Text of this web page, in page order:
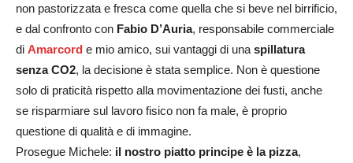
non pastorizzata e fresca come quella che si beve nel birrificio,
e dal confronto con Fabio D’Auria, responsabile commerciale
di Amarcord e mio amico, sui vantaggi di una spillatura
senza CO2, la decisione è stata semplice. Non è questione
solo di praticità rispetto alla movimentazione dei fusti, anche
se risparmiare sul lavoro fisico non fa male, è proprio
questione di qualità e di immagine.
Prosegue Michele: il nostro piatto principe è la pizza,